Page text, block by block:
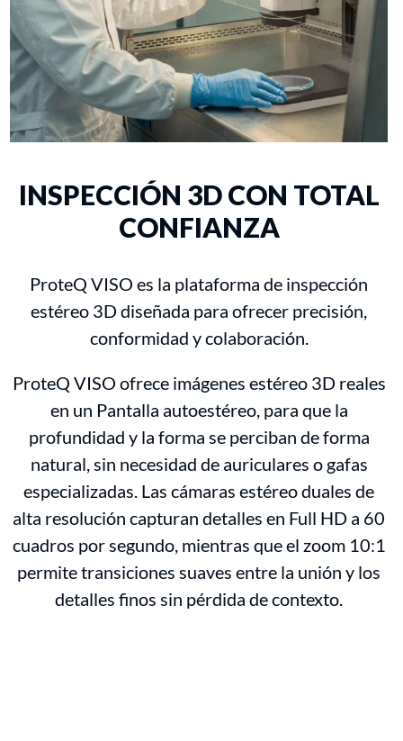
INSPECCIÓN 3D CON TOTAL
CONFIANZA
ProteQ VISO es la plataforma de inspección
estéreo 3D diseñada para ofrecer precisión,
conformidad y colaboración.
ProteQ VISO ofrece imágenes estéreo 3D reales
en un Pantalla autoestéreo, para que la
profundidad y la forma se perciban de forma
natural, sin necesidad de auriculares o gafas
especializadas. Las cámaras estéreo duales de
alta resolución capturan detalles en Full HD a 60
cuadros por segundo, mientras que el zoom 10:1
permite transiciones suaves entre la unión y los
detalles finos sin pérdida de contexto.